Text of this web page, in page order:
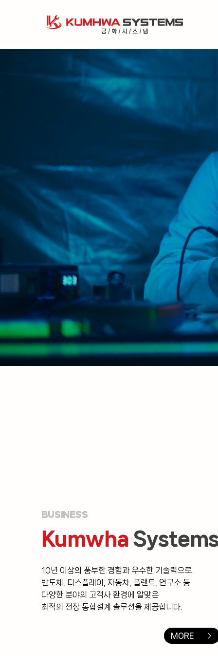
고객 중심의
함께하는 성
Kumwha Systems
Where Innovation Meets
BUSINESS
Kumwha
10년 이상의 풍부한 경험과 우수한 기술력으로
반도체, 디스플레이, 자동차, 플랜트, 연구소 등
다양한 분야의 고객사 환경에 알맞은
최적의 전장 통합설계 솔루션을 제공합니다.
MORE